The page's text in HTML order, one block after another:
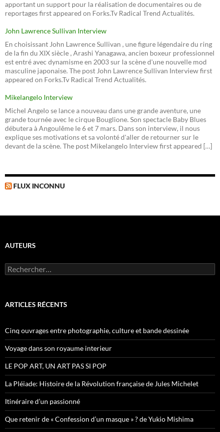
apportant un support pour la réalisation de documentaires ou de
reportages first appeared on Forks.Tv Radical Trend Actualités.
John Lawrence Sullivan Interview
En choisissant John Lawrence Sullivan , une figure légendaire du ring
de la fin du XIX siècle , Arashi Yanagawa, ancien boxeur professionnel
est entré avec dynamisme en 2003 sur la scène d'une nouvelle mod
masculine japonaise. The post John Lawrence Sullivan Interview first
appeared on Forks.Tv Radical Trend Actualités.
Mikelangelo Interview
Michel Angelo se lance a nouveau dans une grande aventure, une
grande tournée avec le cirque Bouglione. Son spectacle Baby Blues
débutera à Angoulême le 6 et 7 mars. Dans son interview, il nous
explique ses motivations et sa volonté d'aller de retourner sur le
devant de la scène. The post Mikelangelo Interview first appeared […]
FLUX INCONNU
AUTEURS
R
e
e
h
e
r
:
ARTICLES RÉCENTS
Cinq ouvrages entre photographie, culture et bande dessinée
Voyage dans son royaume interieur
LE POP ART, UN ART PAS SI POP
La Pléiade: Histoire de la Révolution française de Jules Michelet
Itinéraire d’un passionné
Que retenir de « Confession d’un masque » ? de Yukio Mishima